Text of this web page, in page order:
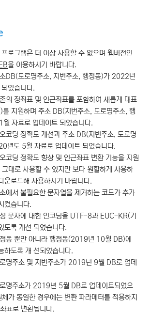
프로그램은 더 이상 사용할 수 없으며 웹버전인
을 이용하시기 바랍니다.
DB(도로명주소, 지번주소, 행정동)가 2022년
었습니다.
의 정좌표 및 인근좌표를 포함하여 새롭게 대표
를 지원하며 주소 DB(지번주소, 도로명주소, 행
자료로 업데이트 되었습니다.
코딩 정확도 개선과 주소 DB(지번주소, 도로명
년도 5월 자료로 업데이트 되었습니다.
코딩 정확도 향상 및 인근좌표 변환 기능을 지원
대로 사용할 수 있지만 보다 원할하게 사용하
운로드해 사용하시기 바랍니다.
에서 불필요한 문자열을 제거하는 코드가 추가
켰습니다.
문자에 대한 인코딩을 UTF-8과 EUC-KR(기
도록 개선 되었습니다.
동 뿐만 아니라 행정동(2019년 10월 DB)에
하도록 개 선되었습니다.
명주소 및 지번주소가 2019년 9월 DB로 업데
명주소가 2019년 5월 DB로 업데이트되었으
가 동일한 경우에는 변환 파라메터를 적용하지
표로 변환됩니다.